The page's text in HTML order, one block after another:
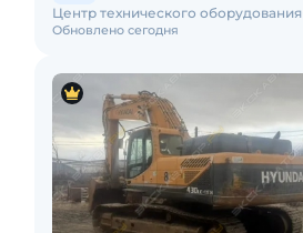
Обновлено сегодня
Центр технического оборудования